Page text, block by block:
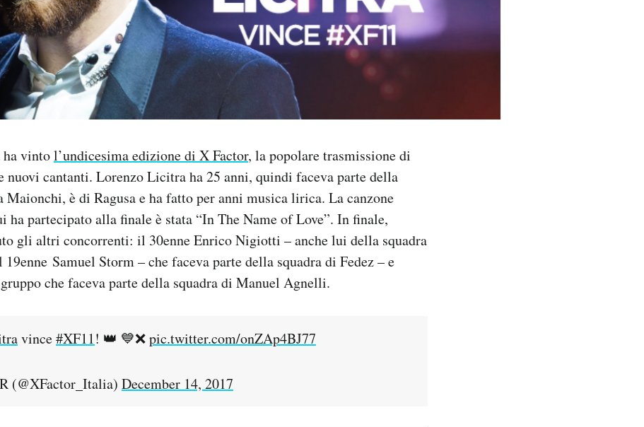
vintol’undicesima edizione di X Factor, la popolare trasmissione di
nuovi cantanti. Lorenzo Licitra ha 25 anni, quindi faceva parte della
Maionchi, è di Ragusa e ha fatto per anni musica lirica. La canzone
ha partecipato alla finale è stata “In The Name of Love”. In finale,
gli altri concorrenti: il 30enne Enrico Nigiotti – anche lui della squadra
Samuel Storm – che faceva parte della squadra di Fedez – e
che faceva parte della squadra di Manuel Agnelli.
vince#XF11! 👑 💙❌pic.twitter.com/onZAp4BJ77
(@XFactor_Italia) December 14, 2017